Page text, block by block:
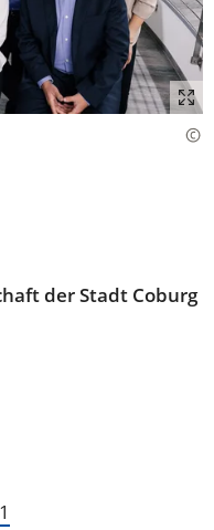
der Stadt Coburg